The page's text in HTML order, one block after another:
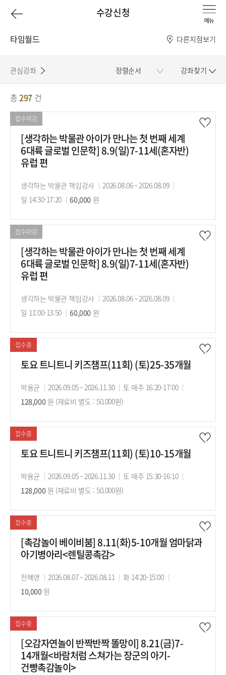
수강신청
이
전
페
이
지
로
타임월드 다른지점보기
관심강좌 강좌찾기
정렬순서
강
좌
총297 건
접수마감
[생각하는 박물관 아이가 만나는 첫 번째 세계
6대륙 글로벌 인문학] 8.9(일)7-11세(혼자반)
유럽 편
강
사
생각하는 박물관 책임강사
강
간
2026.08.06 ~ 2026.08.09
간
일 14:30-17:20
수
료
60,000 원
접수마감
[생각하는 박물관 아이가 만나는 첫 번째 세계
6대륙 글로벌 인문학] 8.9(일)7-11세(혼자반)
유럽 편
강
사
생각하는 박물관 책임강사
강
간
2026.08.06 ~ 2026.08.09
간
일 11:00-13:50
수
료
60,000 원
접수중
토요 트니트니 키즈챔프(11회) (토)25-35개월
강
사
박용균
강
의
간
2026.09.05 ~ 2026.11.30
강
간
토 매주 16:20-17:00
128,000원 (재료비 별도 : 50,000원)
접수중
토요 트니트니 키즈챔프(11회) (토)10-15개월
강
사
박용균
강
의
간
2026.09.05 ~ 2026.11.30
강
간
토 매주 15:30-16:10
128,000원 (재료비 별도 : 50,000원)
접수중
[촉감놀이 베이비붐] 8.11(화)5-10개월 엄마닭과
아기병아리<렌틸콩촉감>
강
사
전혜영
강
의
간
2026.08.07 ~ 2026.08.11
강
간
화 14:20-15:00
10,000원
접수중
[오감자연놀이 반짝반짝 똘망이] 8.21(금)7-
14개월<바람처럼 스쳐가는 장군의 아기-
건빵촉감놀이>